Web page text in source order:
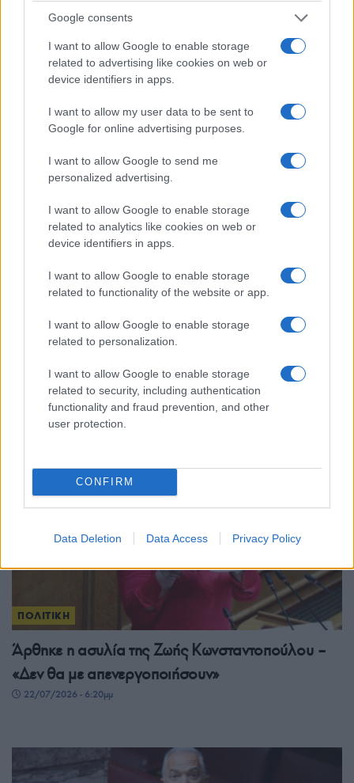
Google consents
I want to allow Google to enable storage
related to advertising like cookies on web or
device identifiers in apps.
I want to allow my user data to be sent to
Google for online advertising purposes.
I want to allow Google to send me
personalized advertising.
I want to allow Google to enable storage
related to analytics like cookies on web or
device identifiers in apps.
I want to allow Google to enable storage
related to functionality of the website or app.
I want to allow Google to enable storage
related to personalization.
I want to allow Google to enable storage
related to security, including authentication
functionality and fraud prevention, and other
user protection.
CONFIRM
Data Deletion Data Access Privacy Policy
52η επέτειος Αποκατάστασης της Δημοκρατίας:
Τα πολιτικά «πηγαδάκια» στο Προεδρικό Μέγαρο
και οι εκλογές
24/07/2026 - 11:59μμ
52 χρόνια από την αποκατάσταση της
Δημοκρατίας: Τα μηνύματα του πολιτικού κόσμου
για τη Μεταπολίτευση, τους θεσμούς και την
Κύπρο
24/07/2026 - 11:45πμ
ΠΟΛΙΤΙΚΗ
Άρθηκε η ασυλία της Ζωής Κωνσταντοπούλου –
«Δεν θα με απενεργοποιήσουν»
22/07/2026 - 6:20μμ